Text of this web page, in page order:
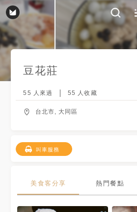
豆花莊
55 人來過 55 人收藏
台北市, 大同區
叫車服務
美食客分享 熱門餐點